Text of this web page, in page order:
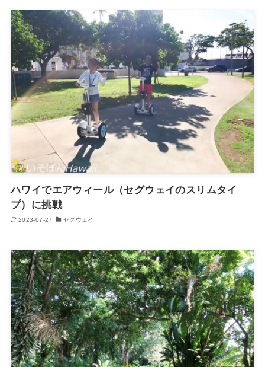
ハワイでエアウィール（セグウェイのスリムタイ
プ）に挑戦
2023-07-27 セグウェイ